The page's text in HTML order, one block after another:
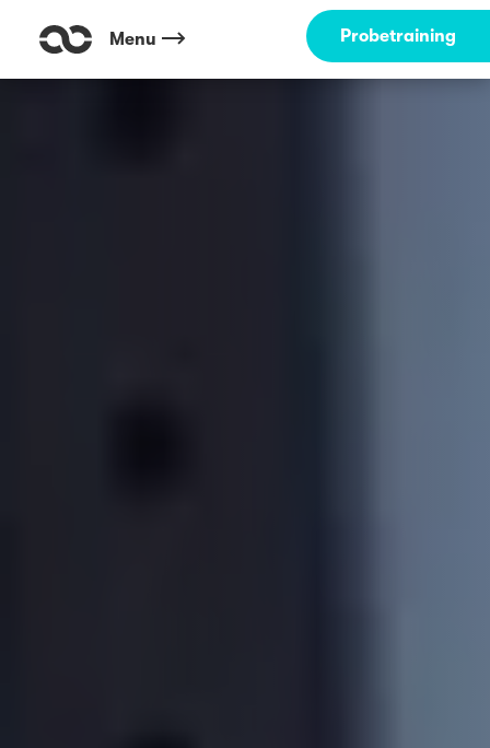
Menu Probetraining